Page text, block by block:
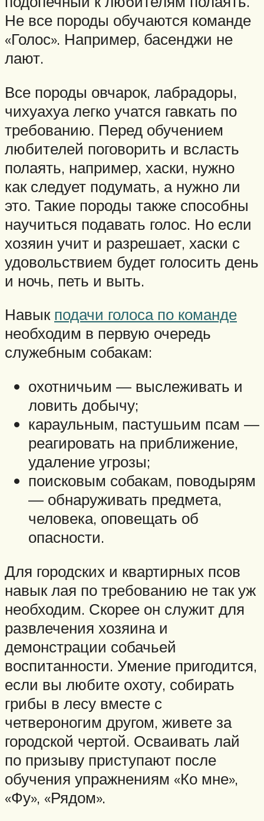
Не все породы обучаются команде
«Голос». Например, басенджи не
лают.
Все породы овчарок, лабрадоры,
чихуахуа легко учатся гавкать по
требованию. Перед обучением
любителей поговорить и всласть
полаять, например, хаски, нужно
как следует подумать, а нужно ли
это. Такие породы также способны
научиться подавать голос. Но если
хозяин учит и разрешает, хаски с
удовольствием будет голосить день
и ночь, петь и выть.
Навык подачи голоса по команде
необходим в первую очередь
служебным собакам:
охотничьим — выслеживать и
ловить добычу;
караульным, пастушьим псам —
реагировать на приближение,
удаление угрозы;
поисковым собакам, поводырям
— обнаруживать предмета,
человека, оповещать об
опасности.
Для городских и квартирных псов
навык лая по требованию не так уж
необходим. Скорее он служит для
развлечения хозяина и
демонстрации собачьей
воспитанности. Умение пригодится,
если вы любите охоту, собирать
грибы в лесу вместе с
четвероногим другом, живете за
городской чертой. Осваивать лай
по призыву приступают после
обучения упражнениям «Ко мне»,
«Фу», «Рядом».